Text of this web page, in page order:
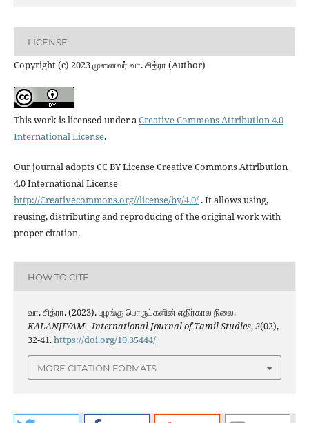
LICENSE
Copyright (c) 2023 முனைவர்‌ வா. சித்ரா (Author)
This work is licensed under aCreative Commons Attribution 4.0
International License.
Our journal adopts CC BY License Creative Commons Attribution
4.0 International License
http://Creativecommons.org//license/by/4.0/. It allows using,
reusing, distributing and reproducing of the original work with
proper citation.
HOW TO CITE
வா. சித்ரா. (2023). புழங்கு பொருட்களின் எதிர்கால நிலை.
KALANJIYAM - International Journal of Tamil Studies,2(02),
32-41.https://doi.org/10.35444/
MORE CITATION FORMATS